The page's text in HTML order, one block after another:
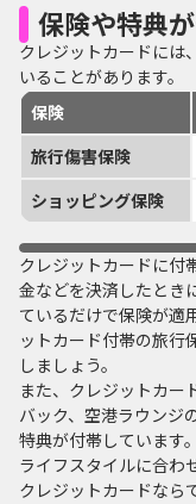
保険や特典
クレジットカードには
いることがあります。
保険
旅行傷害保険
ショッピング保険
クレジットカードに付
金などを決済したとき
ているだけで保険が適
ットカード付帯の旅行
しましょう。
また、クレジットカー
バック、空港ラウンジ
特典が付帯しています。
ライフスタイルに合わ
クレジットカードなら